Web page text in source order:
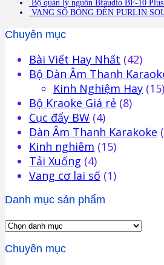
Bộ quản lý nguồn Bfaudio BF-10 Plus
VANG SỐ BÓNG ĐÈN PURLIN
Chuyên mục
Bài Viết Hay Nhất (42)
Bộ Dàn Âm Thanh
Kinh Nghiệm Hay (15)
Bộ Kraoke Giá rẻ (8)
Cục đẩy BW (4)
Dàn Âm Thanh Karakoke
Kinh nghiêm (15)
Tải Xuống (4)
Vang cơ lai số (1)
Danh mục sản phẩm
Chuyên mục